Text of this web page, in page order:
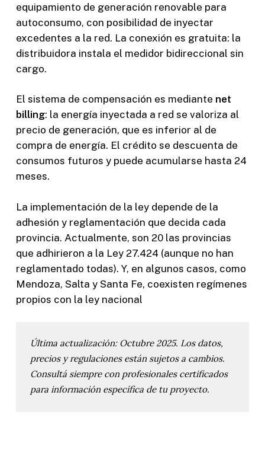
equipamiento de generación renovable para
autoconsumo, con posibilidad de inyectar
excedentes a la red. La conexión es gratuita: la
distribuidora instala el medidor bidireccional sin
cargo.
El sistema de compensación es mediante net
billing: la energía inyectada a red se valoriza al
precio de generación, que es inferior al de
compra de energía. El crédito se descuenta de
consumos futuros y puede acumularse hasta 24
meses.
La implementación de la ley depende de la
adhesión y reglamentación que decida cada
provincia. Actualmente, son 20 las provincias
que adhirieron a la Ley 27.424 (aunque no han
reglamentado todas). Y, en algunos casos, como
Mendoza, Salta y Santa Fe, coexisten regímenes
propios con la ley nacional
Última actualización: Octubre 2025. Los datos,
precios y regulaciones están sujetos a cambios.
Consultá siempre con profesionales certificados
para información específica de tu proyecto.